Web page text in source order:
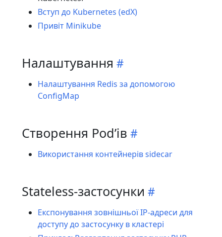
Вступ до Kubernetes (edX)
Привіт Minikube
Налаштування
Налаштування Redis за допомогою
ConfigMap
Створення Podʼів
Використання контейнерів sidecar
Stateless-застосунки
Експонування зовнішньої IP-адреси для
доступу до застосунку в кластері